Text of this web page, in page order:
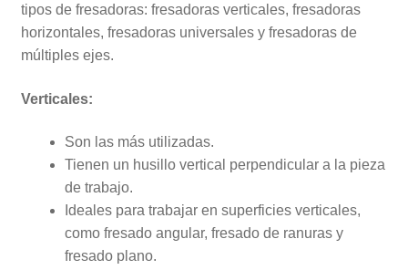
tipos de fresadoras: fresadoras verticales, fresadoras
horizontales, fresadoras universales y fresadoras de
múltiples ejes.
Verticales:
Son las más utilizadas.
Tienen un husillo vertical perpendicular a la pieza
de trabajo.
Ideales para trabajar en superficies verticales,
como fresado angular, fresado de ranuras y
fresado plano.